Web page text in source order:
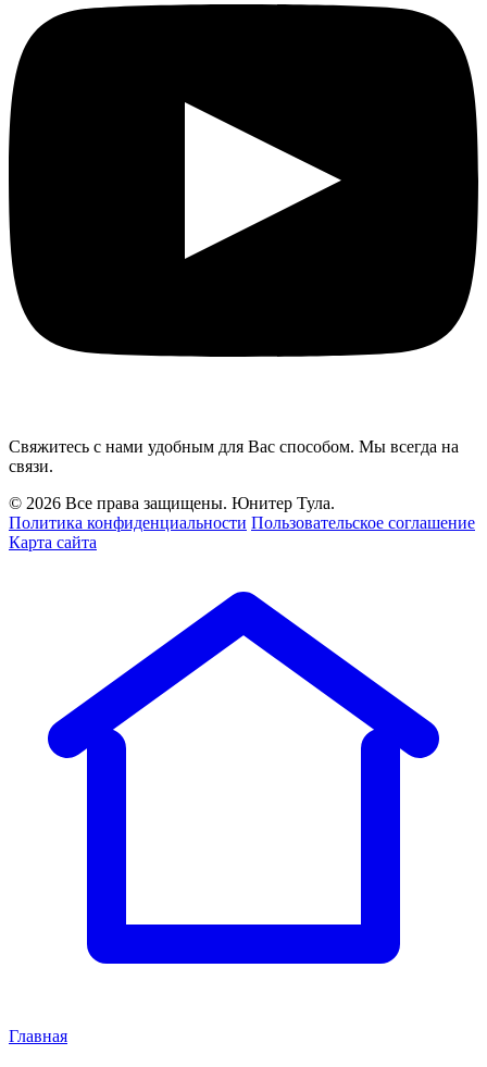
Свяжитесь с нами удобным для Вас способом. Мы всегда на
связи.
© 2026 Все права защищены. Юнитер Тула.
Политика конфиденциальности Пользовательское соглашение
Карта сайта
Главная